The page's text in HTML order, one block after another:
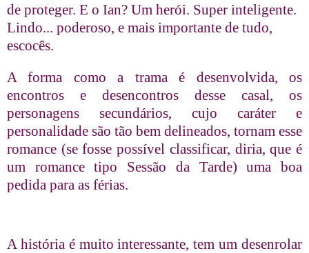
de proteger. E o Ian? Um herói. Super inteligente.
Lindo... poderoso, e mais importante de tudo,
escocês.
A forma como a trama é desenvolvida, os
encontros e desencontros desse casal, os
personagens secundários, cujo caráter e
personalidade são tão bem delineados, tornam esse
romance (se fosse possível classificar, diria, que é
um romance tipo Sessão da Tarde) uma boa
pedida para as férias.
A história é muito interessante, tem um desenrolar